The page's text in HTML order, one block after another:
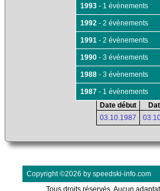
1993- 1 évènements
1992- 2 évènements
1991- 2 évènements
1990- 3 évènements
1988- 3 évènements
1987- 1 évènements
Date début
03.10.1987
Copyright ©2026 by speedski-info.com
Tous droits réservés. Aucun